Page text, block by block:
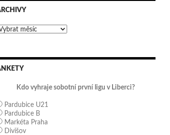
Kdo vyhraje sobotní první ligu v Liberci?
Pardubice U21
Pardubice B
Markéta Praha
Divišov